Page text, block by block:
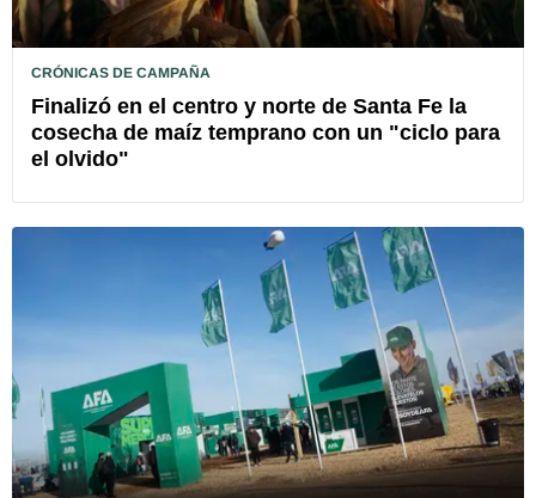
CRÓNICAS DE CAMPAÑA
Finalizó en el centro y norte de Santa Fe la
cosecha de maíz temprano con un "ciclo para
el olvido"